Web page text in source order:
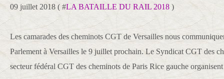
09 juillet 2018 ( #LA BATAILLE DU RAIL 2018 )
Les camarades des cheminots CGT de Versailles nous
Parlement à Versailles le 9 juillet prochain. Le Syndicat CGT des
secteur fédéral CGT des cheminots de Paris Rice gauche